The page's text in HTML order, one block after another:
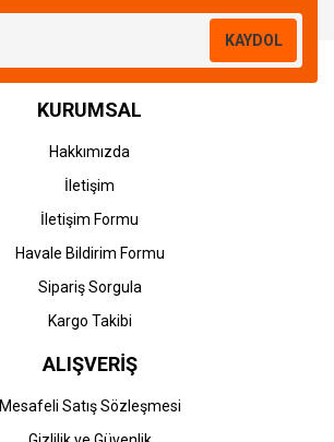
KAYDOL
KURUMSAL
Hakkımızda
İletişim
İletişim Formu
Havale Bildirim Formu
Sipariş Sorgula
Kargo Takibi
ALIŞVERİŞ
Mesafeli Satış Sözleşmesi